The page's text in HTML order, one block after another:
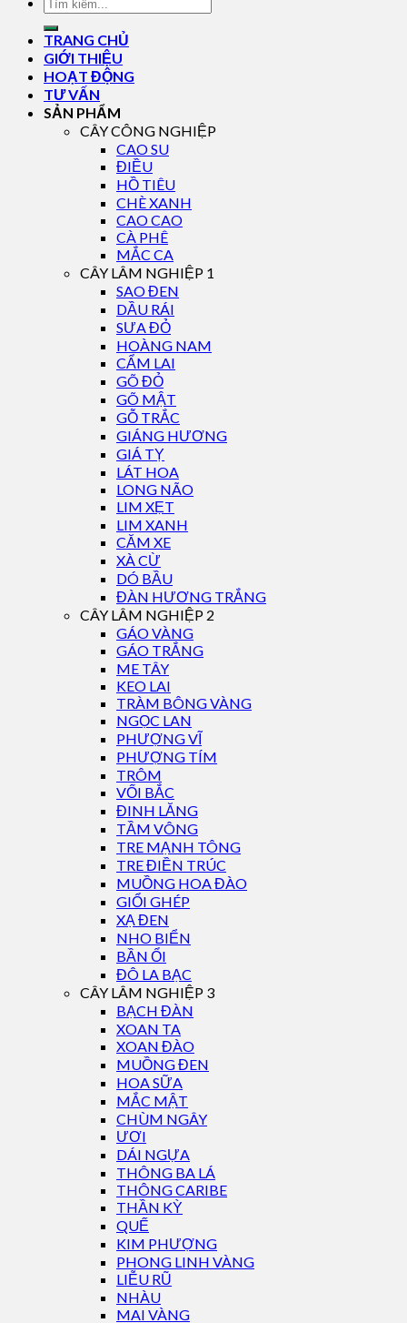
TRANG CHỦ
GIỚI THIỆU
HOẠT ĐỘNG
TƯ VẤN
SẢN PHẨM
CÂY CÔNG NGHIỆP
CAO SU
ĐIỀU
HỒ TIÊU
CHÈ XANH
CAO CAO
CÀ PHÊ
MẮC CA
CÂY LÂM NGHIỆP 1
SAO ĐEN
DẦU RÁI
SƯA ĐỎ
HOÀNG NAM
CẨM LAI
GÕ ĐỎ
GÕ MẬT
GỖ TRẮC
GIÁNG HƯƠNG
GIÁ TỴ
LÁT HOA
LONG NÃO
LIM XẸT
LIM XANH
CĂM XE
XÀ CỪ
DÓ BẦU
ĐÀN HƯƠNG TRẮNG
CÂY LÂM NGHIỆP 2
GÁO VÀNG
GÁO TRẮNG
ME TÂY
KEO LAI
TRÀM BÔNG VÀNG
NGỌC LAN
PHƯỢNG VĨ
PHƯỢNG TÍM
TRÔM
VỐI BẮC
ĐINH LĂNG
TẦM VÔNG
TRE MẠNH TÔNG
TRE ĐIỀN TRÚC
MUỒNG HOA ĐÀO
GIỔI GHÉP
XẠ ĐEN
NHO BIỂN
BẦN ỔI
ĐÔ LA BẠC
CÂY LÂM NGHIỆP 3
BẠCH ĐÀN
XOAN TA
XOAN ĐÀO
MUỒNG ĐEN
HOA SỮA
MẮC MẬT
CHÙM NGÂY
ƯƠI
DÁI NGỰA
THÔNG BA LÁ
THÔNG CARIBE
THẦN KỲ
QUẾ
KIM PHƯỢNG
PHONG LINH VÀNG
LIỄU RŨ
NHÀU
MAI VÀNG